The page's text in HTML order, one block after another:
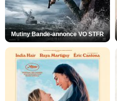
Mutiny Bande-annonce VO STFR